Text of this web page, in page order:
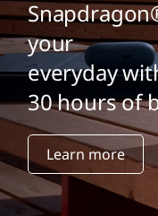
-
j
e
r
e
your
everyday
30 hours of
Learn more